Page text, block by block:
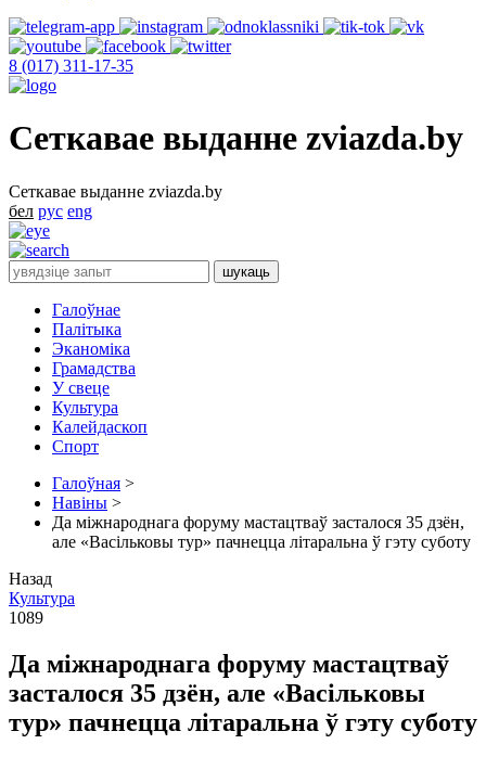
8 (017) 311-17-35
Сеткавае выданне zviazda.by
Сеткавае выданне zviazda.by
бел рус eng
Галоўнае
Палітыка
Эканоміка
Грамадства
У свеце
Культура
Калейдаскоп
Спорт
Галоўная >
Навіны >
Да міжнароднага форуму мастацтваў засталося 35 дзён,
але «Васільковы тур» пачнецца літаральна ў гэту суботу
Назад
Культура
1089
Да міжнароднага форуму мастацтваў
засталося 35 дзён, але «Васільковы
тур» пачнецца літаральна ў гэту суботу